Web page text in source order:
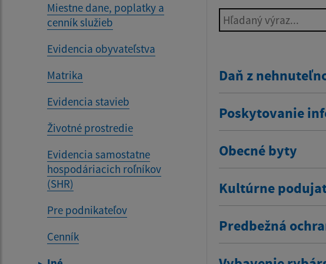
Miestne dane, poplatky a
cenník služieb
Evidencia obyvateľstva
Matrika
Evidencia stavieb
Životné prostredie
Evidencia samostatne
hospodáriacich roľníkov
(SHR)
Pre podnikateľov
Cenník
Hľadaný výraz...
Daň z
Poskytovanie
Obecné byty
Kultúrne
Predbežná